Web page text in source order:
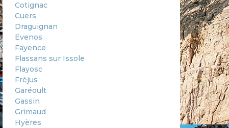
Cotignac
Cuers
Draguignan
Evenos
Fayence
Flassans sur Issole
Flayosc
Fréjus
Garéoult
Gassin
Grimaud
Hyères